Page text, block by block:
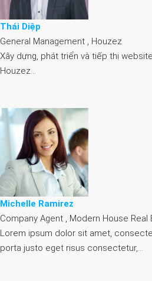
Thái Diệp
General Management , Houzez
Xây dựng, phát triển và tiếp thị
Houzez…
Michelle Ramirez
Company Agent , Modern House Real
Lorem ipsum dolor sit amet,
porta justo eget risus consectetur,…